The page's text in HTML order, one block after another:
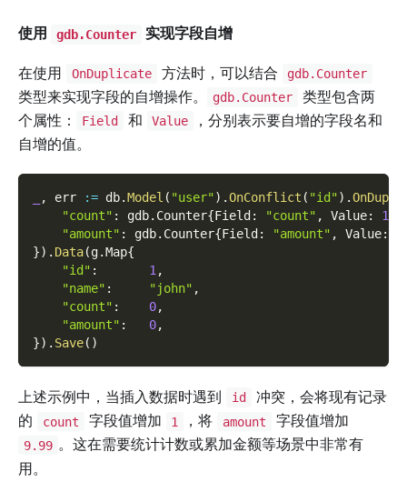
使用 gdb.Counter 实现字段自增
在使用 OnDuplicate 方法时，可以结合 gdb.Counter
类型来实现字段的自增操作。 gdb.Counter
类型包含两
个属性：
Field 和 Value
，分别表示要自增的字段名和
自增的值。
, err := db.Model ( "user") .OnConflict ( "id") .
"count" : gdb. Counter{Field : "count" , Value: 1
"amount" : gdb. Counter{Field : "amount" , Value:
}) . Data(g.Map{
"id" : 1 ,
"name" : "john" ,
"count" : 0,
"amount" : 0,
}) . Save( )
上述示例中，当插入数据时遇到 id
冲突，会将现有记录
的
count 字段值增加 1 ，将 amount 字段值增加
9.99 。这在需要统计计数或累加金额等场景中非常有
用。